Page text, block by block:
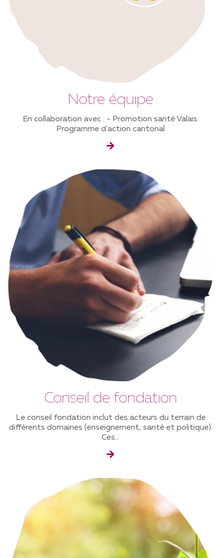
Notre équipe
En collaboration avec : - Promotion santé Valais:
Programme d'action cantonal
Conseil de fondation
Le conseil fondation inclut des acteurs du terrain de
différents domaines (enseignement, santé et politique).
Ces...